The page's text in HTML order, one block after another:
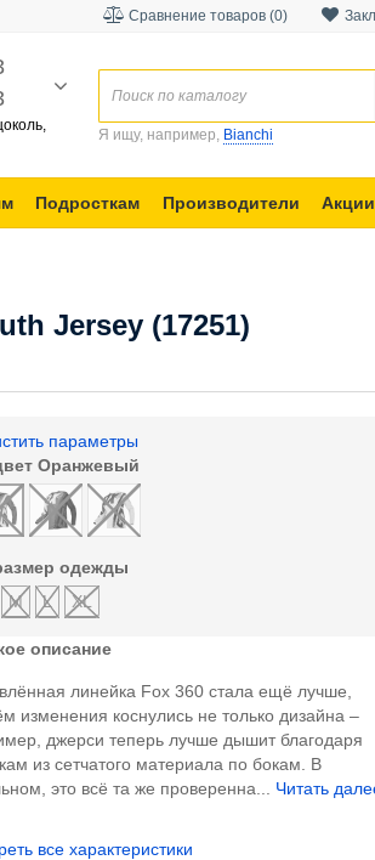
Сравнение товаров (0)
Я ищу, например, Bianchi
Подросткам Производители Акции
Jersey (17251)
параметры
Оранжевый
одежды
M L XL
описание
линейка Fox 360 стала ещё лучше,
изменения коснулись не только дизайна –
джерси теперь лучше дышит благодаря
из сетчатого материала по бокам. В
это всё та же проверенна... Читать
все характеристики